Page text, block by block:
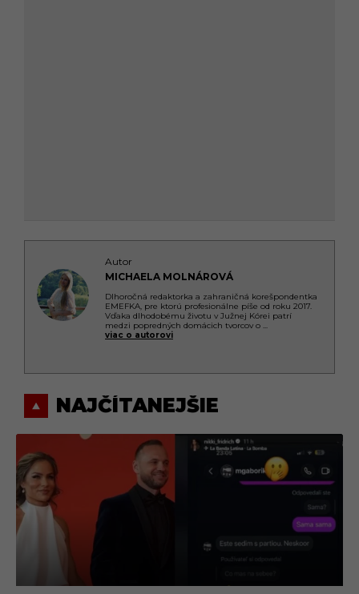
Autor
MICHAELA MOLNÁROVÁ
Dlhoročná redaktorka a zahraničná korešpondentka
EMEFKA, pre ktorú profesionálne píše od roku 2017.
Vďaka dlhodobému životu v Južnej Kórei patrí
medzi popredných domácich tvorcov o ...
viac o autorovi
NAJČÍTANEJŠIE